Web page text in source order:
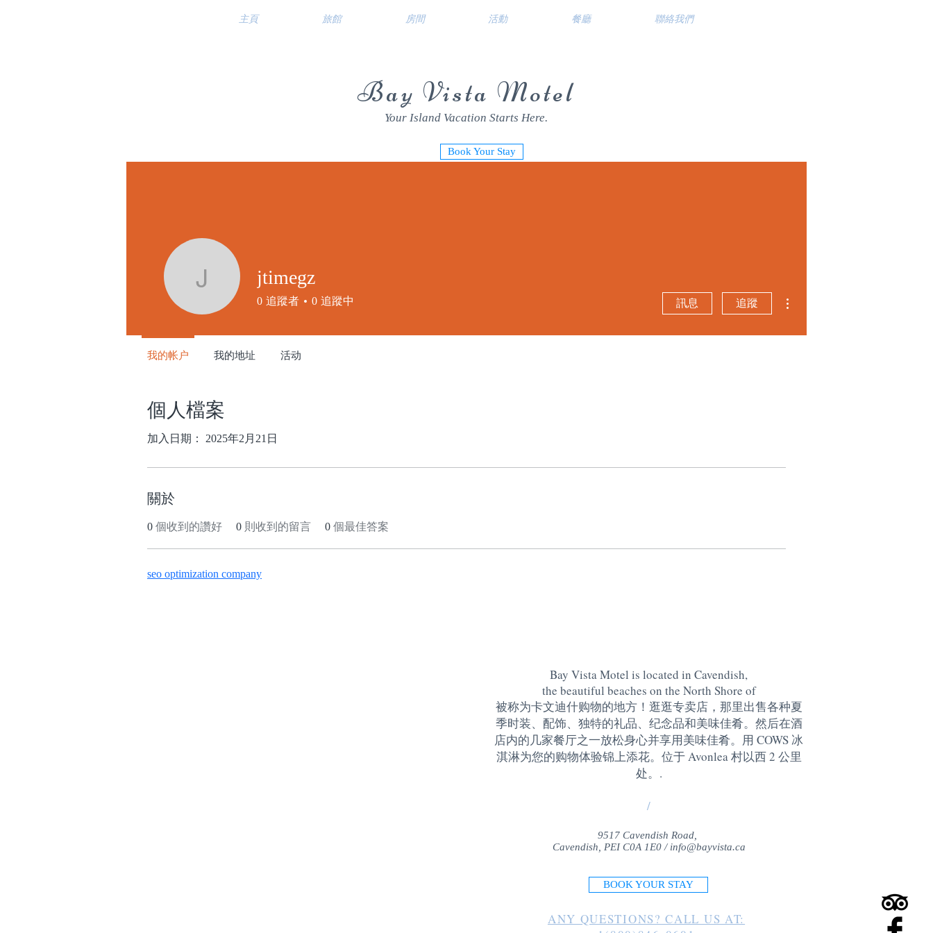
主頁 旅館 房間 活動 餐廳 聯絡我們
Bay Vista Motel
Your Island Vacation Starts Here.
Book Your Stay
個人檔案
加入日期： 2025年2月21日
關於
0 個收到的讚好 0 則收到的留言 0 個最佳答案
seo optimization company
jtimegzjtimegz
0 追蹤者 0 追蹤中 訊息 追蹤
我的帐户 我的地址 活动
Bay Vista Motel is located in Cavendish,
the beautiful beaches on the North Shore of
被称为卡文迪什购物的地方！逛逛专卖店，那里出售各种夏
季时装、配饰、独特的礼品、纪念品和美味佳肴。然后在酒
店内的几家餐厅之一放松身心并享用美味佳肴。用 COWS 冰
淇淋为您的购物体验锦上添花。位于 Avonlea 村以西 2 公里
处。 .
/
9517 Cavendish Road,
Cavendish, PEI C0A 1E0 / info@bayvista.ca
BOOK YOUR STAY
ANY QUESTIONS? CALL US AT: